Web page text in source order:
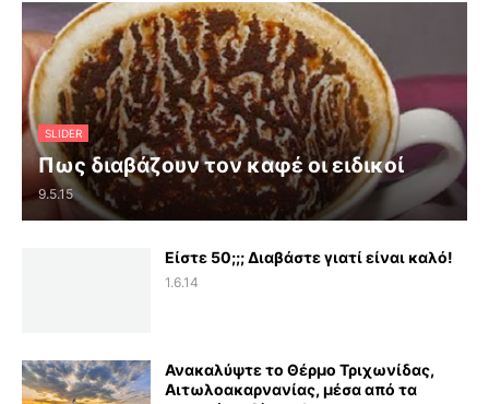
SLIDER
Πως διαβάζουν τον καφέ οι ειδικοί
9.5.15
Είστε 50;;; Διαβάστε γιατί είναι καλό!
1.6.14
Ανακαλύψτε το Θέρμο Τριχωνίδας,
Αιτωλοακαρνανίας, μέσα από τα